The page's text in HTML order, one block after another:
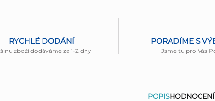
RYCHLÉ DODÁNÍ
zboží dodáváme za 1-2 dny
PORADÍME S
Jsme tu pro Vás
POPISHODNOCENÍ